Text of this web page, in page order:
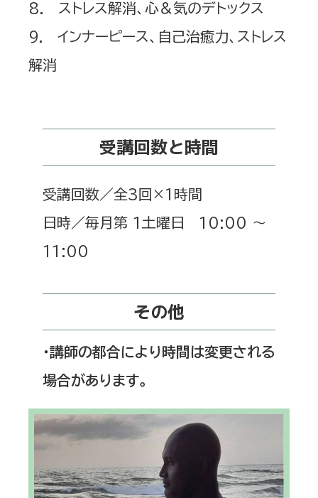
8. ストレス解消、心＆気のデトックス
9. インナーピース、自己治癒力、ストレス
解消
受講回数と時間
受講回数／全3回×1時間
日時／毎月第 1土曜日 10:00 〜
11:00
その他
・講師の都合により時間は変更される
場合があります。